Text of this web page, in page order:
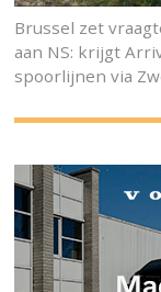
Brussel zet
aan NS: krijgt
spoorlijnen via